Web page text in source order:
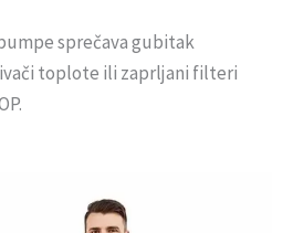
sprečava gubitak
toplote ili zaprljani filteri